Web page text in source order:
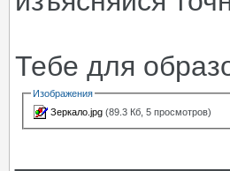
Тебе для
Изображения
Зеркало.jpg (89.3 Кб, 5 просмотров)